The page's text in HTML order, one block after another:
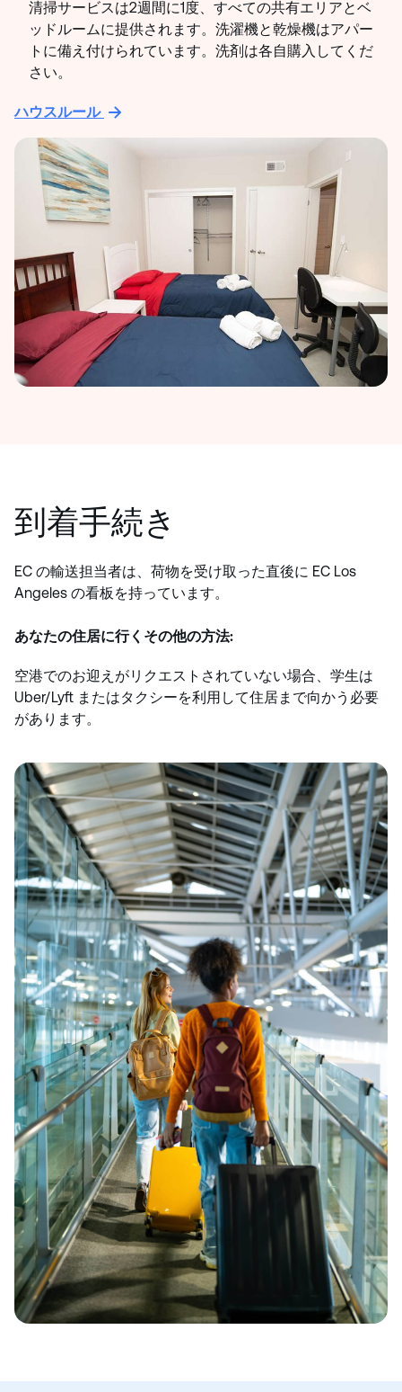
清掃サービスは2週間に1度、すべての共有エリアとベ
ッドルームに提供されます。洗濯機と乾燥機はアパー
トに備え付けられています。洗剤は各自購入してくだ
さい。
ハウスルール
到着手続き
EC の輸送担当者は、荷物を受け取った直後に EC Los
Angeles の看板を持っています。
あなたの住居に行くその他の方法:
空港でのお迎えがリクエストされていない場合、学生は
Uber/Lyft またはタクシーを利用して住居まで向かう必要
があります。